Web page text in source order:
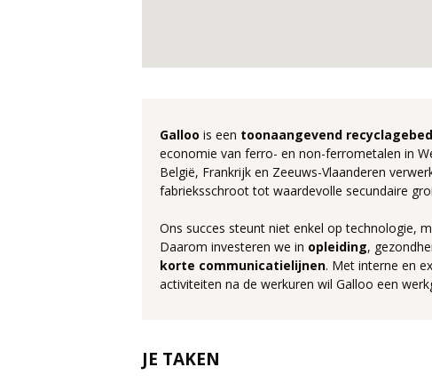
Galloo is een toonaangevend
economie van ferro- en non-ferrometalen in
België, Frankrijk en Zeeuws-Vlaanderen
fabrieksschroot tot waardevolle secundaire
Ons succes steunt niet enkel op technologie,
Daarom investeren we in opleiding,
korte communicatielijnen. Met interne en
activiteiten na de werkuren wil Galloo een
JE TAKEN